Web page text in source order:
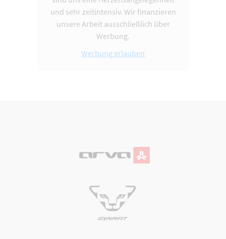
und sehr zeitintensiv. Wir finanzieren
unsere Arbeit ausschließlich über
Werbung.
Werbung erlauben